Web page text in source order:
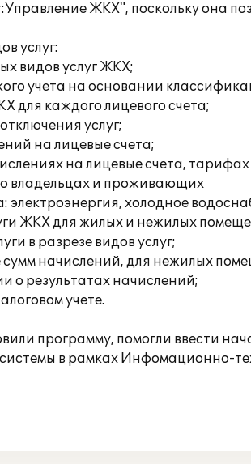
ЖКХ", поскольку она
услуг:
видов услуг ЖКХ;
учета на основании
для каждого лицевого счета;
услуг;
на лицевые счета;
на лицевые счета,
о владельцах и проживающих
электроэнергия, холодное
ЖКХ для жилых и нежилых
в разрезе видов услуг;
начислений, для нежилых
о результатах начислений;
учете.
программу, помогли ввести
в рамках Инфомационно-